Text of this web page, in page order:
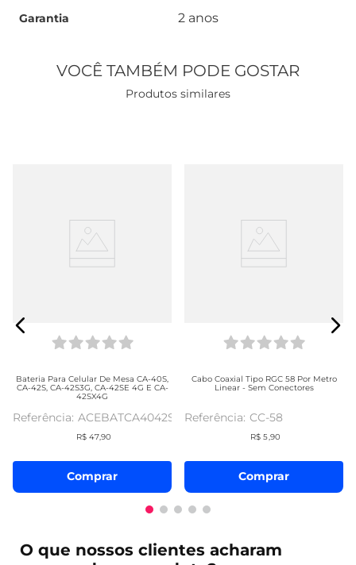
Garantia 2 anos
VOCÊ TAMBÉM PODE GOSTAR
Produtos similares
Bateria Para Celular De Mesa CA-40S,
CA-42S, CA-42S3G, CA-42SE 4G E CA-
42SX4G
ACEBATCA4042S
R$ 47,90
Comprar
Cabo Coaxial Tipo RGC 58 Por Metro
Linear - Sem Conectores
CC-58
R$ 5,90
Comprar
O que nossos clientes acharam